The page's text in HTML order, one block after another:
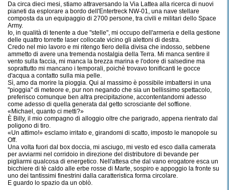
Da circa dieci mesi, stiamo attraversando la Via Lattea alla ricerca di nuovi
pianeti da esplorare a bordo dell'Entertreck NW-01, una nave stellare
composta da un equipaggio di 2700 persone, tra civili e militari dello Space
Army.
Io, in qualità di tenente a due "stelle", mi occupo dell'armeria e della gestione
delle quattro torrette laser collocate vicino gli alettoni di destra.
Credo nel mio lavoro e mi ritengo fiero della divisa che indosso, sebbene
ammetto di avere una tremenda nostalgia della Terra. Mi manca sentire il
vento sulla faccia, mi manca la brezza marina e l'odore di salsedine ma
soprattutto mi mancano i temporali, poichè trovavo tonificanti le gocce
d'acqua a contatto sulla mia pelle.
Sì, amo da morire la pioggia. Qui al massimo è possibile imbattersi in una
"pioggia" di meteore e, pur non negando che sia un bellissimo spettacolo,
preferisco comunque ben altra precipitazione, accontentandomi adesso
come adesso di quella generata dal getto scrosciante del soffione.
«Michael, quanto ci metti?»
È Billy, il mio compagno di alloggio oltre che parigrado, appena rientrato dal
poligono di tiro.
«Un attimo!» esclamo irritato e, girandomi di scatto, imposto le manopole su
Off.
Una volta fuori dal box doccia, mi asciugo, mi vesto ed esco dalla camerata
per avviarmi nel corridoio in direzione del distributore di bevande per
pigliarmi qualcosa di energetico. Nell'attesa che dal vano erogatore esca un
bicchiere di tè caldo alle erbe rosse di Marte, sospiro e appoggio la fronte su
uno dei tantissimi finestrini dalla caratteristica forma circolare.
E guardo lo spazio da un oblò.